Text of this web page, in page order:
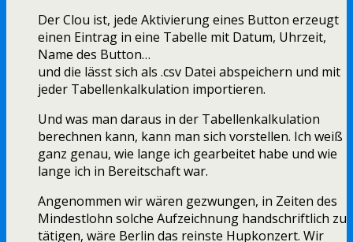
Der Clou ist, jede Aktivierung eines Button erzeugt
einen Eintrag in eine Tabelle mit Datum, Uhrzeit,
Name des Button…
und die lässt sich als .csv Datei abspeichern und mit
jeder Tabellenkalkulation importieren.
Und was man daraus in der Tabellenkalkulation
berechnen kann, kann man sich vorstellen. Ich weiß
ganz genau, wie lange ich gearbeitet habe und wie
lange ich in Bereitschaft war.
Angenommen wir wären gezwungen, in Zeiten des
Mindestlohn solche Aufzeichnung handschriftlich zu
tätigen, wäre Berlin das reinste Hupkonzert. Wir